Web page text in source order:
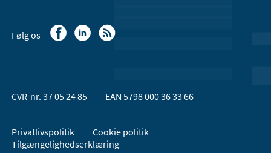
Følg os
CVR-nr. 37 05 24 85 EAN 5798 000 36 33 66
Privatlivspolitik
Cookie politik
Tilgængelighedserklæring